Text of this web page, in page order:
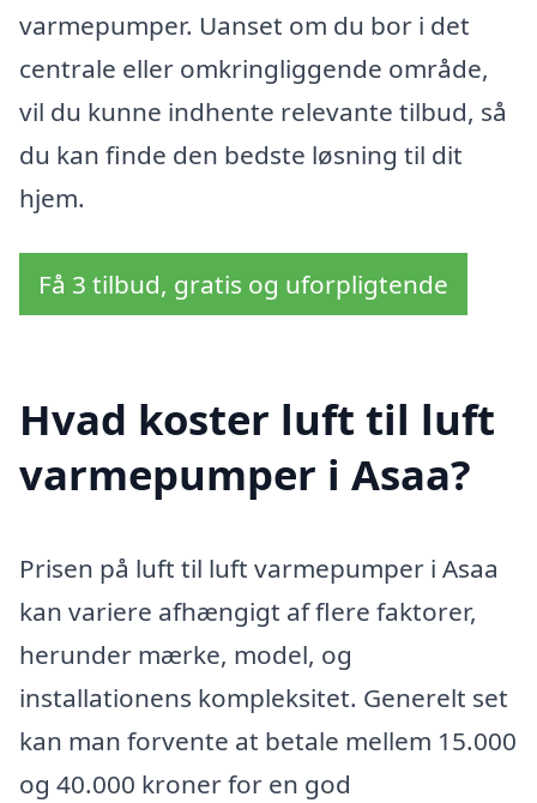
varmepumper. Uanset om du bor i det
centrale eller omkringliggende område,
vil du kunne indhente relevante tilbud, så
du kan finde den bedste løsning til dit
hjem.
Få 3 tilbud, gratis og uforpligtende
Hvad koster luft til luft
varmepumper i Asaa?
Prisen på luft til luft varmepumper i Asaa
kan variere afhængigt af flere faktorer,
herunder mærke, model, og
installationens kompleksitet. Generelt set
kan man forvente at betale mellem 15.000
og 40.000 kroner for en god